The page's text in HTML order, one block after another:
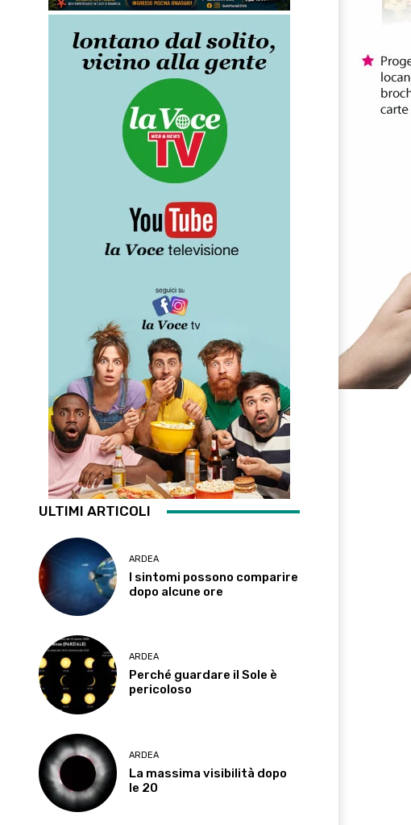
ULTIMI ARTICOLI
ARDEA
I sintomi possono comparire
dopo alcune ore
ARDEA
Perché guardare il Sole è
pericoloso
ARDEA
La massima visibilità dopo
le 20